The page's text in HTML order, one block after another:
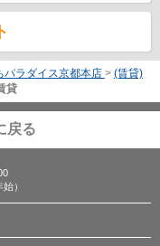
パラダイス京都本店 > (賃貸)
貸
戻る
）